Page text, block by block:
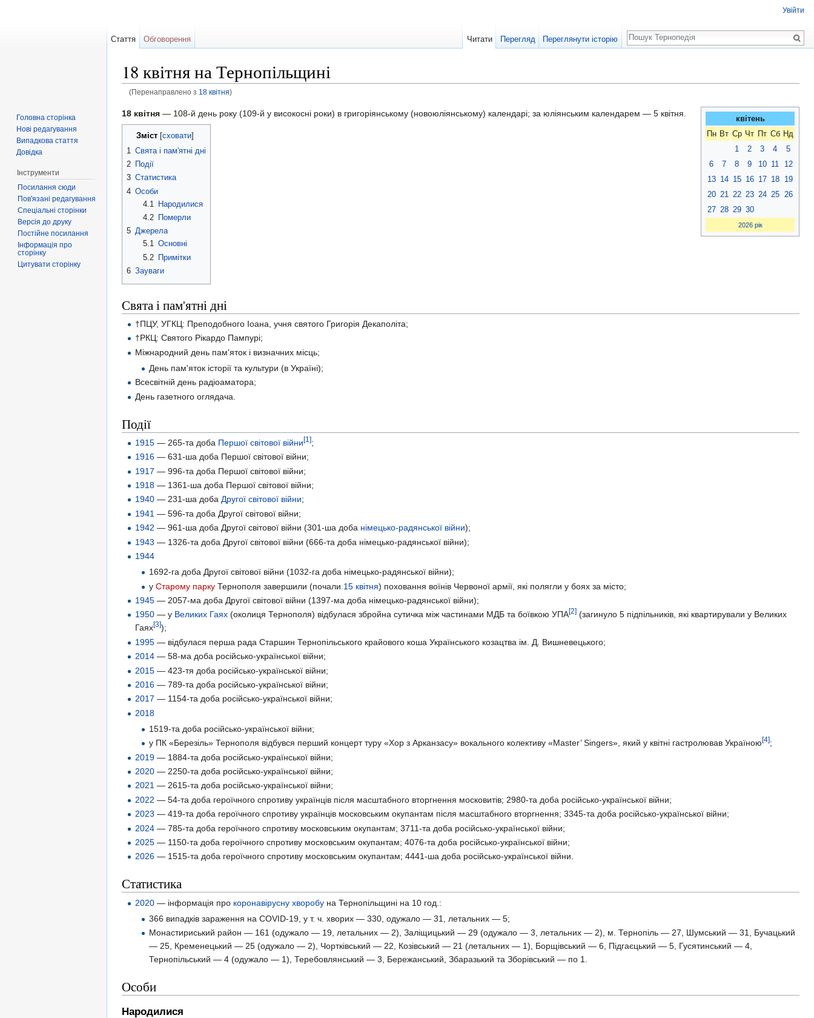
18 квітня на Тернопільщині
(Перенаправлено з 18 квітня)
квітень
Пн Вт Ср Чт Пт Сб Нд
1
2 3 4
5
6
7 8 9 10 11
12
13 14 15 16 17 18
19
20 21 22 23 24 25
26
27 28 29 30
2026 рік
18 квітня — 108-й день року (109-й у високосні роки) в григоріянському (новоюліянському) календарі; за юліянським календарем — 5 квітня.
Зміст [сховати]
1 Свята і пам'ятні дні
2 Події
3 Статистика
4 Особи
4.1
Народилися
4.2
Померли
5 Джерела
5.1 Основні
5.2 Примітки
6 Зауваги
Свята і пам'ятні дні
†ПЦУ, УГКЦ: Преподобного Іоана, учня святого Григорія Декаполіта;
†РКЦ: Святого Рікардо Пампурі;
Міжнародний день пам'яток і визначних місць;
День пам'яток історії та культури (в Україні);
Всесвітній день радіоаматора;
День газетного оглядача.
Події
1915 — 265-та доба Першої світової війни[1];
1916 — 631-ша доба Першої світової війни;
1917 — 996-та доба Першої світової війни;
1918 — 1361-ша доба Першої світової війни;
1940 — 231-ша добаДругої світової війни;
1941 — 596-та доба Другої світової війни;
1942 — 961-ша доба Другої світової війни (301-ша доба німецько-радянської війни);
1943 — 1326-та доба Другої світової війни (666-та доба німецько-радянської війни);
1944
1692-га доба Другої світової війни (1032-га доба німецько-радянської війни);
у Старому паркуТернополя завершили (почали 15 квітня) поховання воїнів Червоної армії, які полягли у боях за місто;
1945 — 2057-ма доба Другої світової війни (1397-ма доба німецько-радянської війни);
1950 — у Великих Гаях (околиця Тернополя) відбулася збройна сутичка між частинами МДБ та боївкою УПА[2] (загинуло 5 підпільників, які квартирували у Великих
Гаях[3]);
1995 — відбулася перша рада Старшин Тернопільського крайового коша Українського козацтва ім. Д. Вишневецького;
2014 — 58-ма доба російсько-української війни;
2015 — 423-тя доба російсько-української війни;
2016 — 789-та доба російсько-української війни;
2017 — 1154-та доба російсько-української війни;
2018
1519-та доба російсько-української війни;
у ПК «Березіль» Тернополя відбувся перший концерт туру «Хор з Арканзасу» вокального колективу «Master’ Singers», який у квітні гастролював Україною[4];
2019 — 1884-та доба російсько-української війни;
2020 — 2250-та доба російсько-української війни;
2021 — 2615-та доба російсько-української війни;
2022 — 54-та доба героїчного спротиву українців після масштабного вторгнення московитів; 2980-та доба російсько-української війни;
2023 — 419-та доба героїчного спротиву українців московським окупантам після масштабного вторгнення; 3345-та доба російсько-української війни;
2024 — 785-та доба героїчного спротиву московським окупантам; 3711-та доба російсько-української війни;
2025 — 1150-та доба героїчного спротиву московським окупантам; 4076-та доба російсько-української війни;
2026 — 1515-та доба героїчного спротиву московським окупантам; 4441-ша доба російсько-української війни.
Статистика
2020 — інформація про коронавірусну хворобу на Тернопільщині на 10 год.:
366 випадків зараження на COVID-19, у т. ч. хворих — 330, одужало — 31, летальних — 5;
Монастириський район — 161 (одужало — 19, летальних — 2), Заліщицький — 29 (одужало — 3, летальних — 2), м. Тернопіль — 27, Шумський — 31, Бучацький
— 25, Кременецький — 25 (одужало — 2), Чортківський — 22, Козівський — 21 (летальних — 1), Борщівський — 6, Підгаєцький — 5, Гусятинський — 4,
Тернопільський — 4 (одужало — 1), Теребовлянський — 3, Бережанський, Збаразький та Зборівський — по 1.
Особи
Народилися
Увійти
Стаття Обговорення Читати Перегляд Переглянути історію
Пошук
Головна сторінка
Нові редагування
Випадкова стаття
Довідка
Інструменти
Посилання сюди
Пов'язані редагування
Спеціальні сторінки
Версія до друку
Постійне посилання
Інформація про
сторінку
Цитувати сторінку